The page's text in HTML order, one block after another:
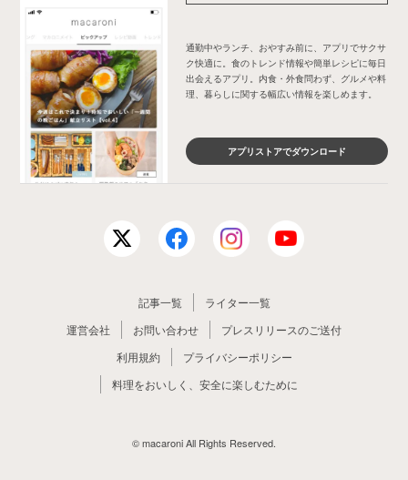
通勤中やランチ、おやすみ前に、アプリでサクサ
ク快適に。食のトレンド情報や簡単レシピに毎日
出会えるアプリ。内食・外食問わず、グルメや料
理、暮らしに関する幅広い情報を楽しめます。
アプリストアでダウンロード
記事一覧
ライター一覧
運営会社
お問い合わせ
プレスリリースのご送付
利用規約
プライバシーポリシー
料理をおいしく、安全に楽しむために
© macaroni All Rights Reserved.